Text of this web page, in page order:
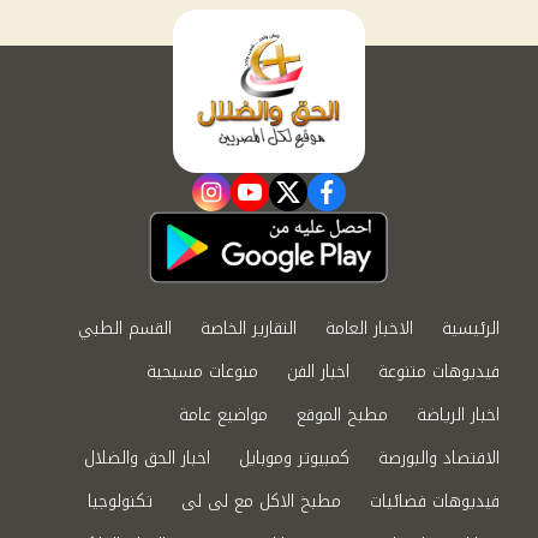
facebook
twitter
youtube
instagram
الرئيسية الاخبار العامة التقارير الخاصة
القسم الطبي
فيديوهات متنوعة
اخبار الفن
منوعات مسيحية
اخبار الرياضة
مطبخ الموقع
مواضيع عامة
الاقتصاد والبورصة
كمبيوتر وموبايل
اخبار الحق والضلال
فيديوهات فضائيات
مطبخ الاكل مع لى لى
تكنولوجيا